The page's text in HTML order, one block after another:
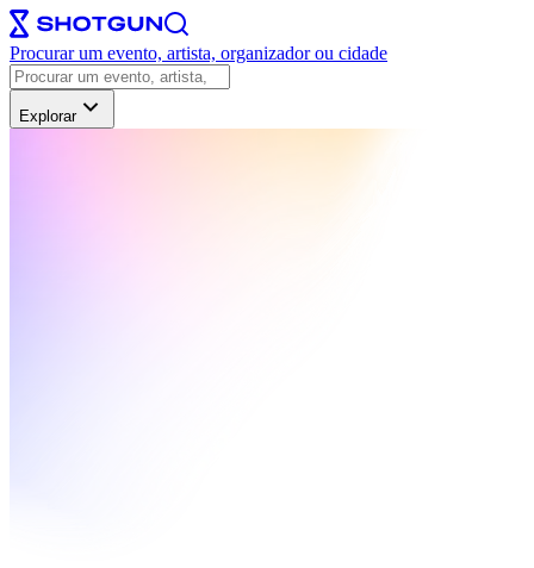
Procurar um evento, artista, organizador ou cidade
Explorar